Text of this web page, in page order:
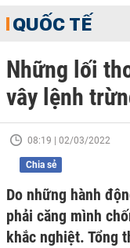
QUỐC TẾ
Những lối
vây lệnh
08:19 | 02/03/2022
Chia sẻ
Do những hành
phải căng mình
khắc nghiệt. Tổng